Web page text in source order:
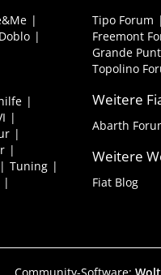
Doblo
Tuning
Tipo Forum
Freemont
Grande
Topolino
Weitere
Abarth
Weitere
Fiat Blog